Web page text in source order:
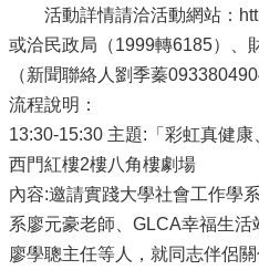
活動詳情請洽活動網站：
或洽民政局（1999轉6185）、
（新聞聯絡人劉季蓁
流程說明：
13:30-15:30 主題:「彩虹真健
西門紅樓2樓八角樓劇場
內容:邀請實踐大學社會工作學
系廖元豪老師、GLCA幸福生
廖學聰主任等人，就同志伴侶